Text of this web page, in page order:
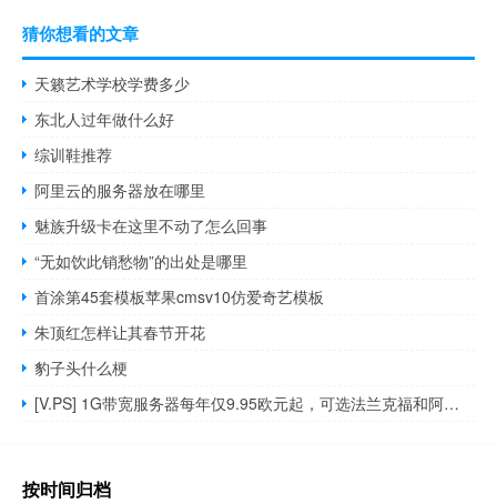
猜你想看的文章
天籁艺术学校学费多少
东北人过年做什么好
综训鞋推荐
阿里云的服务器放在哪里
魅族升级卡在这里不动了怎么回事
“无如饮此销愁物”的出处是哪里
首涂第45套模板苹果cmsv10仿爱奇艺模板
朱顶红怎样让其春节开花
豹子头什么梗
[V.PS] 1G带宽服务器每年仅9.95欧元起，可选法兰克福和阿姆斯特丹
按时间归档